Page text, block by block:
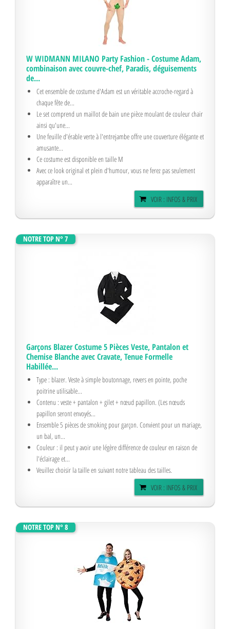
W WIDMANN MILANO Party Fashion - Costume Adam,
combinaison avec couvre-chef, Paradis, déguisements
de...
Cet ensemble de costume d'Adam est un véritable accroche-regard à
chaque fête de...
Le set comprend un maillot de bain une pièce moulant de couleur chair
ainsi qu'une...
Une feuille d'érable verte à l'entrejambe offre une couverture élégante et
amusante...
Ce costume est disponible en taille M
Avec ce look original et plein d'humour, vous ne ferez pas seulement
apparaître un...
VOIR : INFOS & PRIX
NOTRE TOP N° 7
Garçons Blazer Costume 5 Pièces Veste, Pantalon et
Chemise Blanche avec Cravate, Tenue Formelle
Habillée...
Type : blazer. Veste à simple boutonnage, revers en pointe, poche
poitrine utilisable...
Contenu : veste + pantalon + gilet + nœud papillon. (Les nœuds
papillon seront envoyés...
Ensemble 5 pièces de smoking pour garçon. Convient pour un mariage,
un bal, un...
Couleur : il peut y avoir une légère différence de couleur en raison de
l'éclairage et...
Veuillez choisir la taille en suivant notre tableau des tailles.
VOIR : INFOS & PRIX
NOTRE TOP N° 8